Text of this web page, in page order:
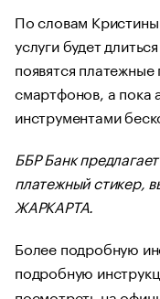
По словам
услуги будет
появятся
смартфонов, а пока
инструментами
ББР Банк
платежный стикер,
ЖАРКАРТА.
Более подробную
подробную